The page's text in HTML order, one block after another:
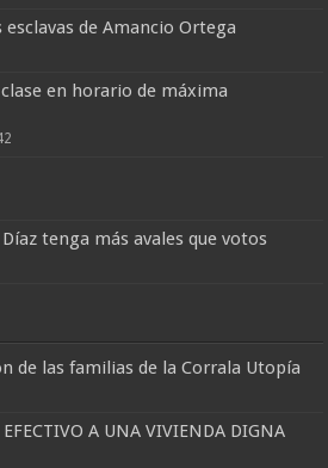
de Amancio Ortega
en horario de máxima
tenga más avales que votos
de las familias de la Corrala Utopía
A UNA VIVIENDA DIGNA